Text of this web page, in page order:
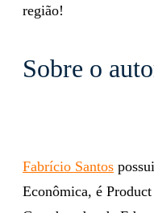
região!
Sobre o
Fabrício Santos
Econômica, é